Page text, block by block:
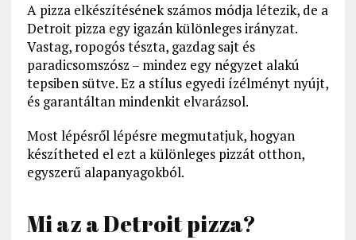
A pizza elkészítésének számos módja létezik, de a
Detroit pizza egy igazán különleges irányzat.
Vastag, ropogós tészta, gazdag sajt és
paradicsomszósz – mindez egy négyzet alakú
tepsiben sütve. Ez a stílus egyedi ízélményt nyújt,
és garantáltan mindenkit elvarázsol.
Most lépésről lépésre megmutatjuk, hogyan
készítheted el ezt a különleges pizzát otthon,
egyszerű alapanyagokból.
Mi az a Detroit pizza?